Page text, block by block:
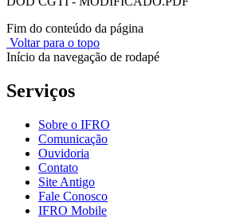
Fim do conteúdo da página
Voltar para o topo
Início da navegação de rodapé
Serviços
Sobre o IFRO
Comunicação
Ouvidoria
Contato
Site Antigo
Fale Conosco
IFRO Mobile